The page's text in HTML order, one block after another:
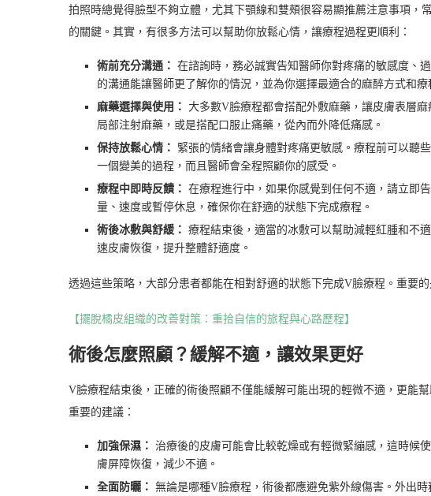
拍照時總覺得臉型不夠立體，尤其下顎線和雙頰很容易顯推薦注意事項，
的關鍵。其實，有很多方法可以幫助你放鬆心情，讓療程過程更順利：
術前充分溝通： 在諮詢時，務必誠實告知醫師你對疼痛的敏感度、
的溝通能讓醫師更了解你的情況，並為你選擇最適合的麻醉方式和療
麻藥選擇與使用： 大多數V臉療程都會搭配外敷麻藥，讓皮膚表層
局部注射麻藥，或是搭配口服止痛藥，從內而外降低痛感。
保持放鬆心情：
緊張的情緒會讓身體對疼痛更敏感。療程前可以聽
一個變美的過程，而且醫師會全程照顧你的感受。
療程中即時反饋： 在療程進行中，如果你感覺到任何不適，請立即
量、速度或暫停休息，確保你在舒適的狀態下完成療程。
術後冰敷與舒緩： 療程結束後，適當的冰敷可以幫助減輕紅腫和不
速皮膚恢復，提升整體舒適度。
透過這些策略，大部分患者都能在相對舒適的狀態下完成V臉療程。重要
【擺脫橘皮組織的改善對策：重拾自信的旅程與心路歷程】
術後怎麼照顧？緩解不適，讓效果更好
V臉療程結束後，正確的術後照顧不僅能緩解可能出現的輕微不適，更能
重要的建議：
加強保濕： 治療後的皮膚可能會比較乾燥或有輕微緊繃感，這時候
膚屏障恢復，減少不適。
全面防曬： 無論是哪種V臉療程，術後都應避免紫外線傷害。外出